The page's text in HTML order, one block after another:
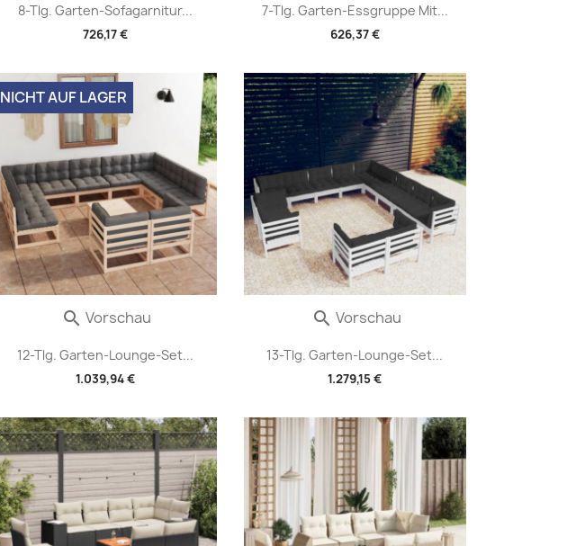
8-Tlg. Garten-Sofagarnitur...
726,17 €
7-Tlg. Garten-Essgruppe Mit...
626,37 €
12-Tlg. Garten-Lounge-Set...
1.039,94 €
NICHT AUF LAGER
 Vorschau
13-Tlg. Garten-Lounge-Set...
1.279,15 €
 Vorschau